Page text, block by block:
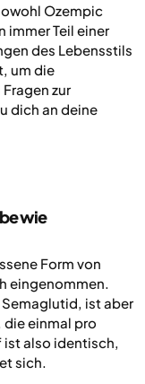
Ozempic
immer Teil einer
des Lebensstils
um die
zur
dich an deine
wie
Form von
eingenommen.
ist aber
die einmal pro
ist also identisch,
sich.